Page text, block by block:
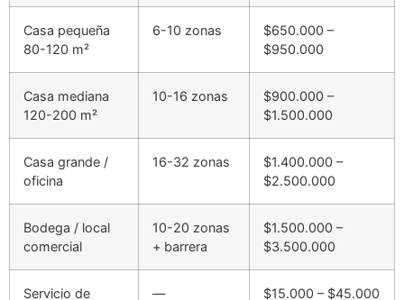
Casa pequeña
80-120 m²
6-10 zonas
$650.000 –
$950.000
Casa mediana
120-200 m²
10-16 zonas
$900.000 –
$1.500.000
Casa grande /
oficina
16-32 zonas
$1.400.000 –
$2.500.000
Bodega / local
comercial
10-20 zonas
+ barrera
$1.500.000 –
$3.500.000
Servicio de
—
$15.000 – $45.000